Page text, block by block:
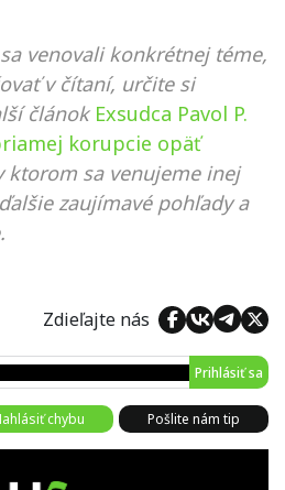
venovali konkrétnej téme,
v čítaní, určite si
článok Exsudca Pavol P.
korupcie opäť
ktorom sa venujeme inej
zaujímavé pohľady a
Zdieľajte nás
Prihlásiť sa
chybu Pošlite nám tip